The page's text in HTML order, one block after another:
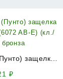
защелка
₽